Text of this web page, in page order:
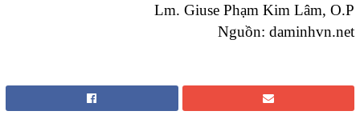
Lm. Giuse Phạm Kim Lâm, O.P
Nguồn: daminhvn.net